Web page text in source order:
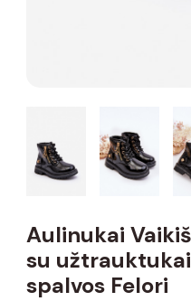
Aulinukai
su
spalvos Felori